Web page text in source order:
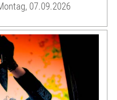
07.09.2026